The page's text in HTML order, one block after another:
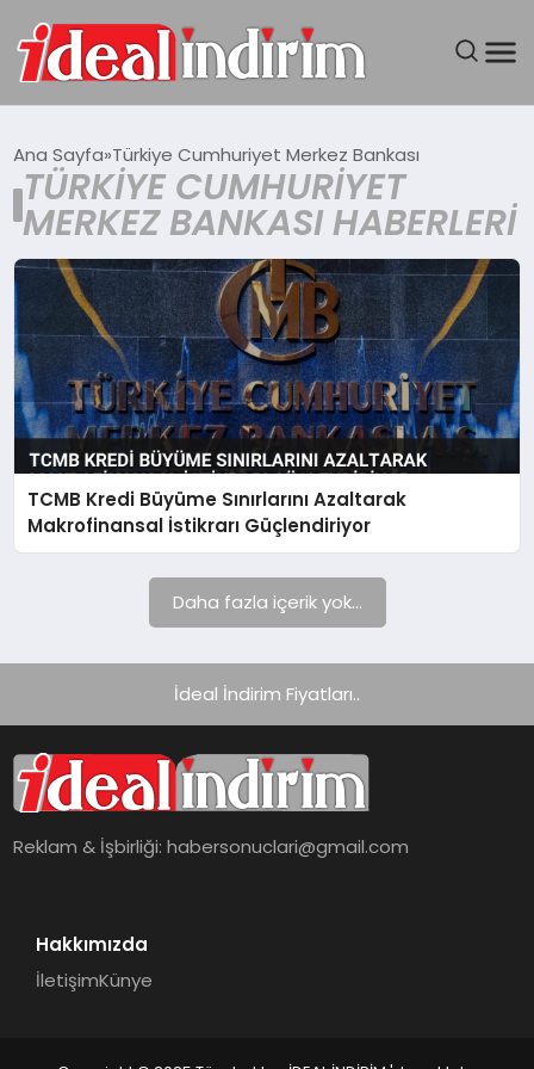
BILGISAYAR
DÜNYA
SEYAHAT
TEKNOLOJI
YAŞAM
Ana Sayfa Türkiye Cumhuriyet Merkez Bankası
TÜRKIYE CUMHURIYET
MERKEZ BANKASI HABERLERI
TCMB Kredi Büyüme Sınırlarını Azaltarak
Makrofinansal İstikrarı Güçlendiriyor
Daha fazla içerik yok...
İdeal İndirim Fiyatları..
Reklam & İşbirliği:habersonuclari@gmail.com
Hakkımızda
İletişimKünye